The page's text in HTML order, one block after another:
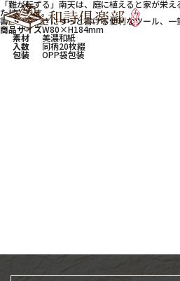
「難が転ずる」南天は、庭に植えると家が栄
た植物です。
書きたいときにすっと書ける便利なツール、一
商品サイズW80×H184mm
素材 美濃和紙
入数 同柄20枚綴
包装 OPP袋包装